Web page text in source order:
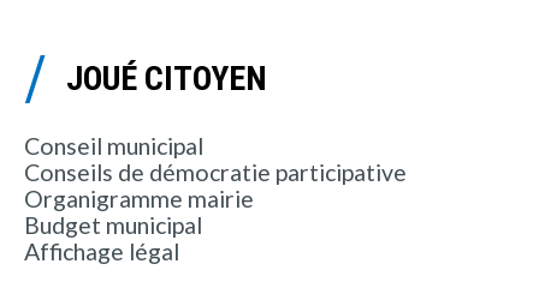
JOUÉ CITOYEN
Conseil municipal
Conseils de démocratie participative
Organigramme mairie
Budget municipal
Affichage légal